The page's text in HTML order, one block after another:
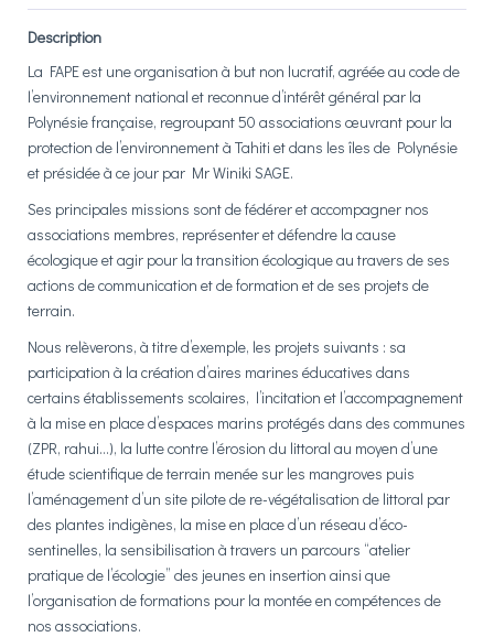
Description
La FAPE est une organisation à but non lucratif, agréée au code de
l’environnement national et reconnue d’intérêt général par la
Polynésie française, regroupant 50 associations œuvrant pour la
protection de l’environnement à Tahiti et dans les îles de Polynésie
et présidée à ce jour par Mr Winiki SAGE.
Ses principales missions sont de fédérer et accompagner nos
associations membres, représenter et défendre la cause
écologique et agir pour la transition écologique au travers de ses
actions de communication et de formation et de ses projets de
terrain.
Nous relèverons, à titre d’exemple, les projets suivants : sa
participation à la création d’aires marines éducatives dans
certains établissements scolaires, l’incitation et l’accompagnement
à la mise en place d’espaces marins protégés dans des communes
(ZPR, rahui…), la lutte contre l’érosion du littoral au moyen d’une
étude scientifique de terrain menée sur les mangroves puis
l’aménagement d’un site pilote de re-végétalisation de littoral par
des plantes indigènes, la mise en place d’un réseau d’éco-
sentinelles, la sensibilisation à travers un parcours “atelier
pratique de l’écologie” des jeunes en insertion ainsi que
l’organisation de formations pour la montée en compétences de
nos associations.